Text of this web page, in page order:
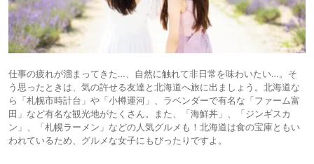
仕事の疲れが溜まってきた…、自然に触れて非日常を味わいたい…。そ
う思ったときは、気の許せる友達と北海道へ旅に出ましょう。北海道な
ら「札幌市時計台」や「小樽運河」、ラベンダーで有名な「ファーム富
田」など有名な観光地がたくさん。また、「海鮮丼」、「ジンギスカ
ン」、「札幌ラーメン」などの人気グルメも！北海道は食の宝庫ともい
われているため、グルメな女子にもぴったりですよ。